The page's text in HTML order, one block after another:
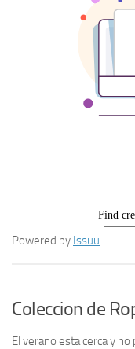
Powered by Issuu
Coleccion de
El verano esta cerca y